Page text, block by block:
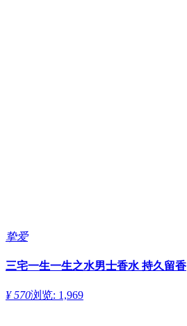
挚爱
三宅一生一生之水男士香水 持久留香
¥ 570浏览: 1,969